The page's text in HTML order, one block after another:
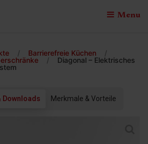
Menu
/ Barrierefreie Küchen
/
/
Diagonal – Elektrisches
Downloads Merkmale & Vorteile